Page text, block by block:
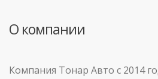
О компании
Компания Тонар Авто с 2014